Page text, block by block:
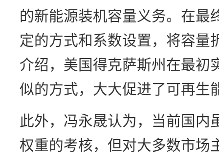
的新能源装机容量义务。在最
定的方式和系数设置，将容量
介绍，美国得克萨斯州在最初
似的方式，大大促进了可再生
此外，冯永晟认为，当前国内
权重的考核，但对大多数市场